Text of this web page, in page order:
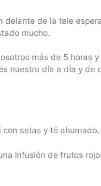
de la tele
mucho.
más de 5 horas
nuestro día a día y de
setas y té ahumado.
infusión de frutos